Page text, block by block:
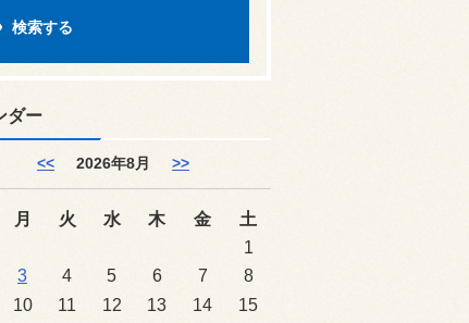
ダー
<< 2026年8月 >>
月 火 水 木 金
土
1
3 4 5 6 7
8
10 11 12 13 14
15